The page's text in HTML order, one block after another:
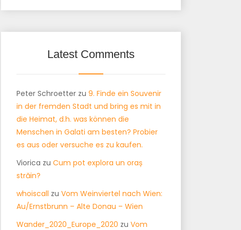
Latest Comments
Peter Schroetter zu 9. Finde ein Souvenir
in der fremden Stadt und bring es mit in
die Heimat, d.h. was können die
Menschen in Galati am besten? Probier
es aus oder versuche es zu kaufen.
Viorica zu Cum pot explora un oraș
străin?
whoiscall zu Vom Weinviertel nach Wien:
Au/Ernstbrunn – Alte Donau – Wien
Wander_2020_Europe_2020 zu Vom